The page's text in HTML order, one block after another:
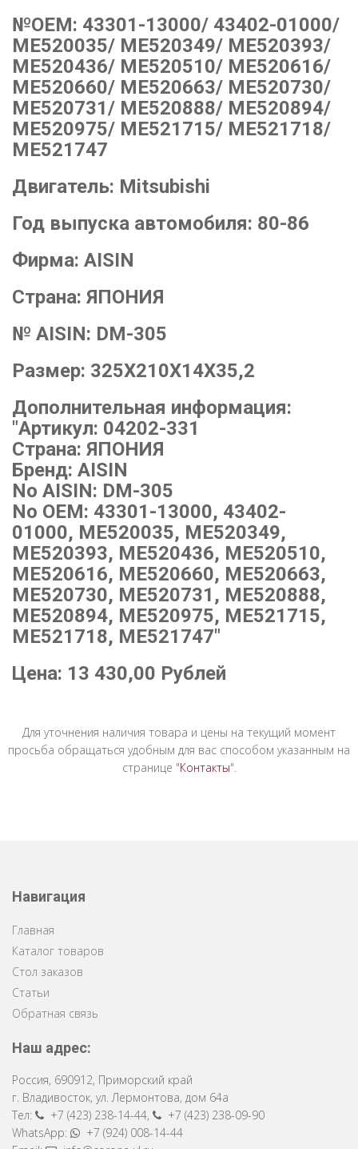
№OEM: 43301-13000/ 43402-01000/
ME520035/ ME520349/ ME520393/
ME520436/ ME520510/ ME520616/
ME520660/ ME520663/ ME520730/
ME520731/ ME520888/ ME520894/
ME520975/ ME521715/ ME521718/
ME521747
Двигатель: Mitsubishi
Год выпуска автомобиля: 80-86
Фирма: AISIN
Страна: ЯПОНИЯ
№ AISIN: DM-305
Размер: 325X210X14X35,2
Дополнительная информация:
"Артикул: 04202-331
Страна: ЯПОНИЯ
Бренд: AISIN
No AISIN: DM-305
No OEM: 43301-13000, 43402-
01000, ME520035, ME520349,
ME520393, ME520436, ME520510,
ME520616, ME520660, ME520663,
ME520730, ME520731, ME520888,
ME520894, ME520975, ME521715,
ME521718, ME521747"
Цена: 13 430,00 Рублей
Для уточнения наличия товара и цены на текущий момент
просьба обращаться удобным для вас способом указанным на
странице "Контакты".
Навигация
Главная
Каталог товаров
Стол заказов
Статьи
Обратная связь
Наш адрес:
Россия, 690912, Приморский край
г. Владивосток, ул. Лермонтова, дом 64a
Тел:
+7 (423) 238-14-44,
+7 (423) 238-09-90
WhatsApp:
+7 (924) 008-14-44